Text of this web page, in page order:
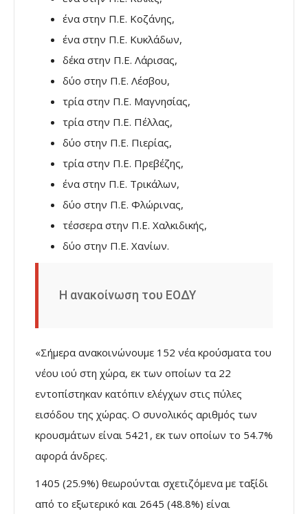
ένα στην Π.Ε. Κοζάνης,
ένα στην Π.Ε. Κυκλάδων,
δέκα στην Π.Ε. Λάρισας,
δύο στην Π.Ε. Λέσβου,
τρία στην Π.Ε. Μαγνησίας,
τρία στην Π.Ε. Πέλλας,
δύο στην Π.Ε. Πιερίας,
τρία στην Π.Ε. Πρεβέζης,
ένα στην Π.Ε. Τρικάλων,
δύο στην Π.Ε. Φλώρινας,
τέσσερα στην Π.Ε. Χαλκιδικής,
δύο στην Π.Ε. Χανίων.
Η ανακοίνωση του ΕΟΔΥ
«Σήμερα ανακοινώνουμε 152 νέα κρούσματα του
νέου ιού στη χώρα, εκ των οποίων τα 22
εντοπίστηκαν κατόπιν ελέγχων στις πύλες
εισόδου της χώρας. Ο συνολικός αριθμός των
κρουσμάτων είναι 5421, εκ των οποίων το 54.7%
αφορά άνδρες.
1405 (25.9%) θεωρούνται σχετιζόμενα με ταξίδι
από το εξωτερικό και 2645 (48.8%) είναι